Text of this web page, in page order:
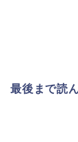
最後まで読